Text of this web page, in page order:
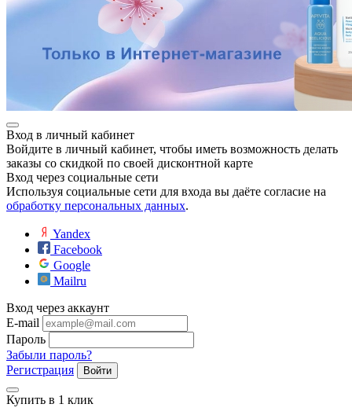
Вход в личный кабинет
Войдите в личный кабинет, чтобы иметь возможность делать
заказы со скидкой по своей дисконтной карте
Вход через социальные сети
Используя социальные сети для входа вы даёте согласие на
обработку персональных данных.
Yandex
Facebook
Google
Mailru
Вход через аккаунт
E-mail
Пароль
Забыли пароль?
Регистрация
Войти
Купить в 1 клик